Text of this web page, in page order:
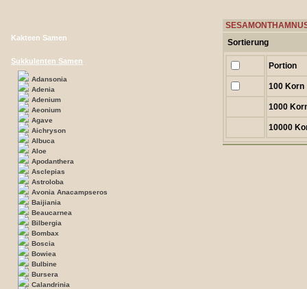
Kakteen Samen
Sukkulenten Samen
Adansonia
Adenia
Adenium
Aeonium
Agave
Aichryson
Albuca
Aloe
Apodanthera
Asclepias
Astroloba
Avonia Anacampseros
Baijiania
Beaucarnea
Bilbergia
Bombax
Boscia
Bowiea
Bulbine
Bursera
Calandrinia
Sortierung
Portion
100 Korn
1000
10000